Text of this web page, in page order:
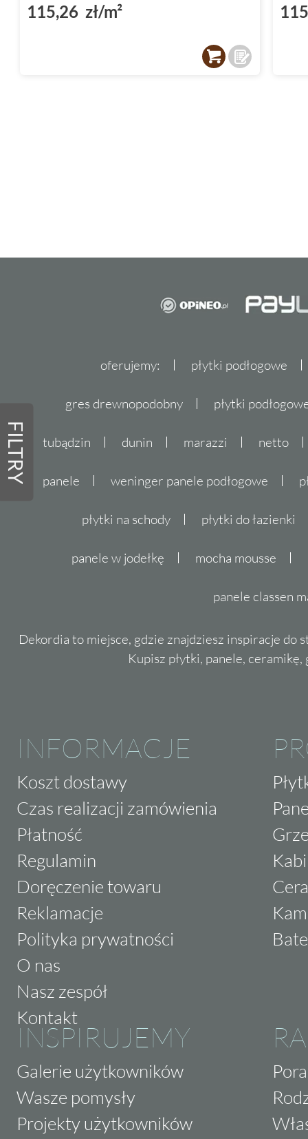
FILTRY
115,26 zł/m²
oferujemy: płytki podłogowe
gres drewnopodobny płytki
tubądzin dunin marazzi netto
panele weninger panele podłogowe
płytki na schody płytki do łazienki
panele w jodełkę mocha mousse
panele classen
Dekordia to miejsce, gdzie znajdziesz inspiracje do
Kupisz płytki, panele,
INFORMACJE
Koszt dostawy
Czas realizacji zamówienia
Płatność
Regulamin
Doręczenie towaru
Reklamacje
Polityka prywatności
O nas
Nasz zespół
Kontakt
INSPIRUJEMY
Galerie użytkowników
Wasze pomysły
Projekty użytkowników